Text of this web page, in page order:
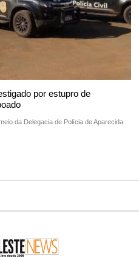
por estupro de
da Delegacia de Polícia de Aparecida